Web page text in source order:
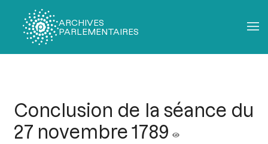
ARCHIVES
PARLEMENTAIRES
Conclusion de la séance du
27 novembre 1789